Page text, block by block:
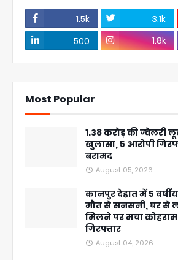
1.5k 3.1k
500
1.8k
Most Popular
1.38 करोड़ की ज्वेलरी
खुलासा, 5 आरोपी
बरामद
August 05, 2026
कानपुर देहात में 5
मौत से सनसनी, घर से
मिलने पर मचा
गिरफ्तार
August 04, 2026